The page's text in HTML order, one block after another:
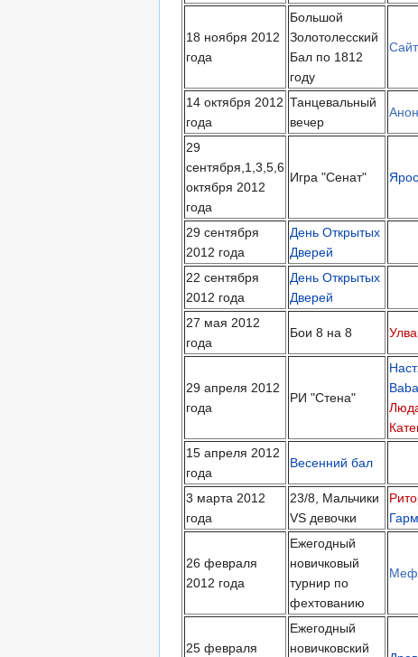
18 ноября 2012
года
Большой
Золотолесский
Бал по 1812
году
14 октября 2012
года
Танцевальный
вечер
29
сентября,1,3,5,6
октября 2012
года
Игра "Сенат"
29 сентября
2012 года
День Открытых
Дверей
22 сентября
2012 года
День Открытых
Дверей
27 мая 2012
года
Бои 8 на 8
29 апреля 2012
года
РИ "Стена"
15 апреля 2012
года
Весенний бал
3 марта 2012
года
23/8, Мальчики
VS девочки
26 февраля
2012 года
Ежегодный
новичковый
турнир по
фехтованию
Меф
25 февраля
Ежегодный
новичковский